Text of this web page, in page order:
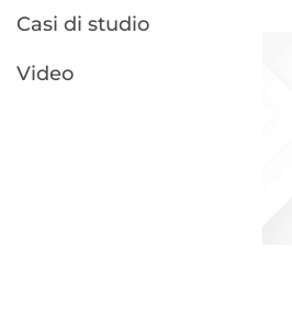
Casi di studio
Video